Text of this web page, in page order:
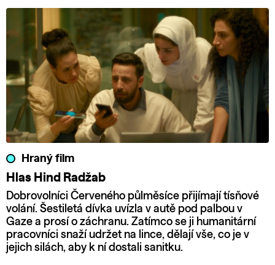
Hraný film
Hlas Hind Radžab
Dobrovolníci Červeného půlměsíce přijímají tísňové
volání. Šestiletá dívka uvízla v autě pod palbou v
Gaze a prosí o záchranu. Zatímco se ji humanitární
pracovníci snaží udržet na lince, dělají vše, co je v
jejich silách, aby k ní dostali sanitku.